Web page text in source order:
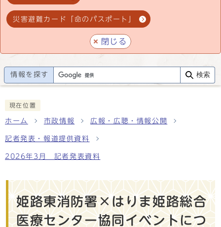
災害避難カード「命のパスポート」
閉じる
情報を探す 検索
現在位置
ホーム 市政情報 広報・広聴・情報公開
記者発表・報道提供資料
2026年3月 記者発表資料
姫路東消防署×はりま姫路総合
医療センター協同イベントにつ